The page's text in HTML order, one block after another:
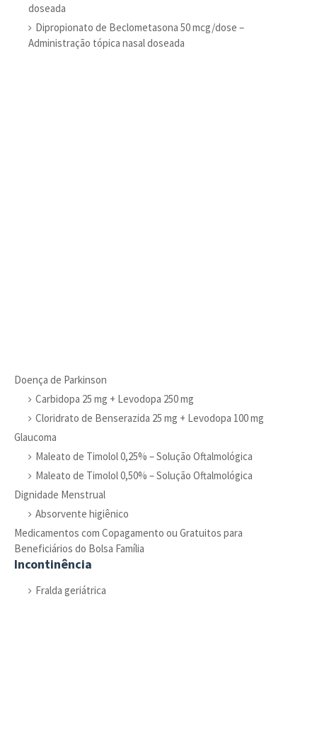
doseada
Dipropionato de Beclometasona 50 mcg/dose –
Administração tópica nasal doseada
Doença de Parkinson
Carbidopa 25 mg + Levodopa 250 mg
Cloridrato de Benserazida 25 mg + Levodopa 100 mg
Glaucoma
Maleato de Timolol 0,25% – Solução Oftalmológica
Maleato de Timolol 0,50% – Solução Oftalmológica
Dignidade Menstrual
Absorvente higiênico
Medicamentos com Copagamento ou Gratuitos para
Beneficiários do Bolsa Família
Incontinência
Fralda geriátrica